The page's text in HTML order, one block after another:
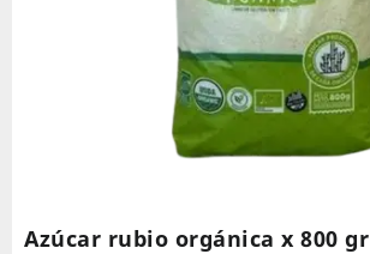
Azúcar rubio orgánica x 800 gr